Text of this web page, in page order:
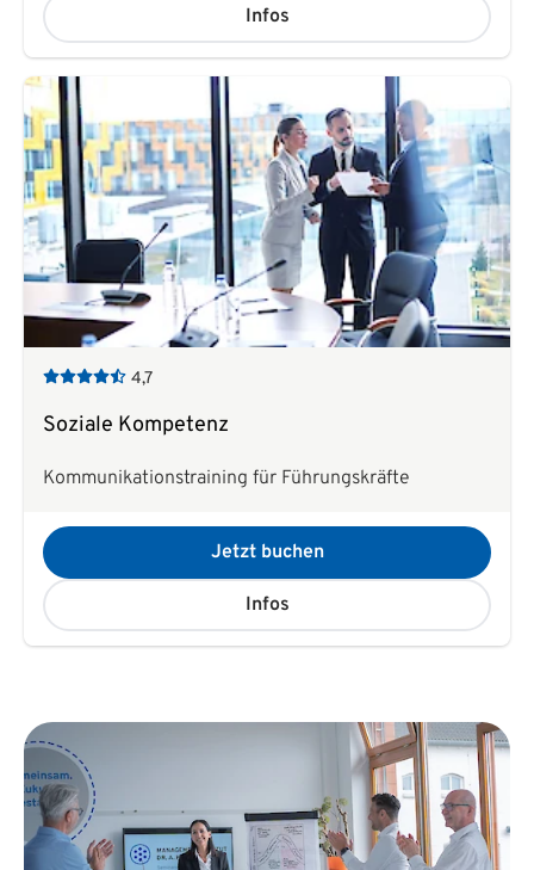
Infos
4,7
Soziale Kompetenz
Kommunikationstraining für Führungskräfte
Jetzt buchen
Infos